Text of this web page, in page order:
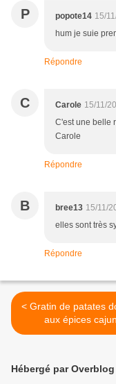
P popote14 15/
hum je suie
Répondre
C Carole 15/11/
C'est une belle
Carole
Répondre
B bree13 15/11/
elles sont très
Répondre
< Gratin de patates douces
aux épices cajun
Hébergé par Overblog